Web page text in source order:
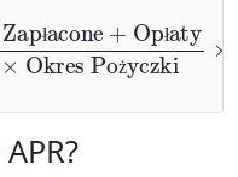
ł ł
ż
Pożyczki ×
100